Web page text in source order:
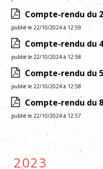
Compte-rendu du
publié le 22/10/2024 à 12:59
Compte-rendu du
publié le 22/10/2024 à 12:58
Compte-rendu du
publié le 22/10/2024 à 12:58
Compte-rendu du
publié le 22/10/2024 à 12:57
2023